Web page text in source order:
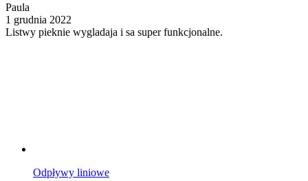
Paula
1 grudnia 2022
Listwy pieknie wygladaja i sa super funkcjonalne.
Odpływy liniowe